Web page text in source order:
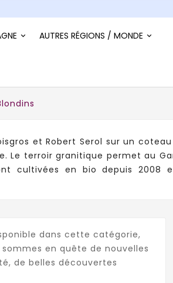
AUTRES RÉGIONS / MONDE
et Robert Serol sur un
terroir granitique permet au
cultivées en bio depuis 2008
dans cette catégorie,
en quête de nouvelles
de belles découvertes